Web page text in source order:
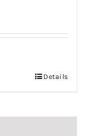
Details